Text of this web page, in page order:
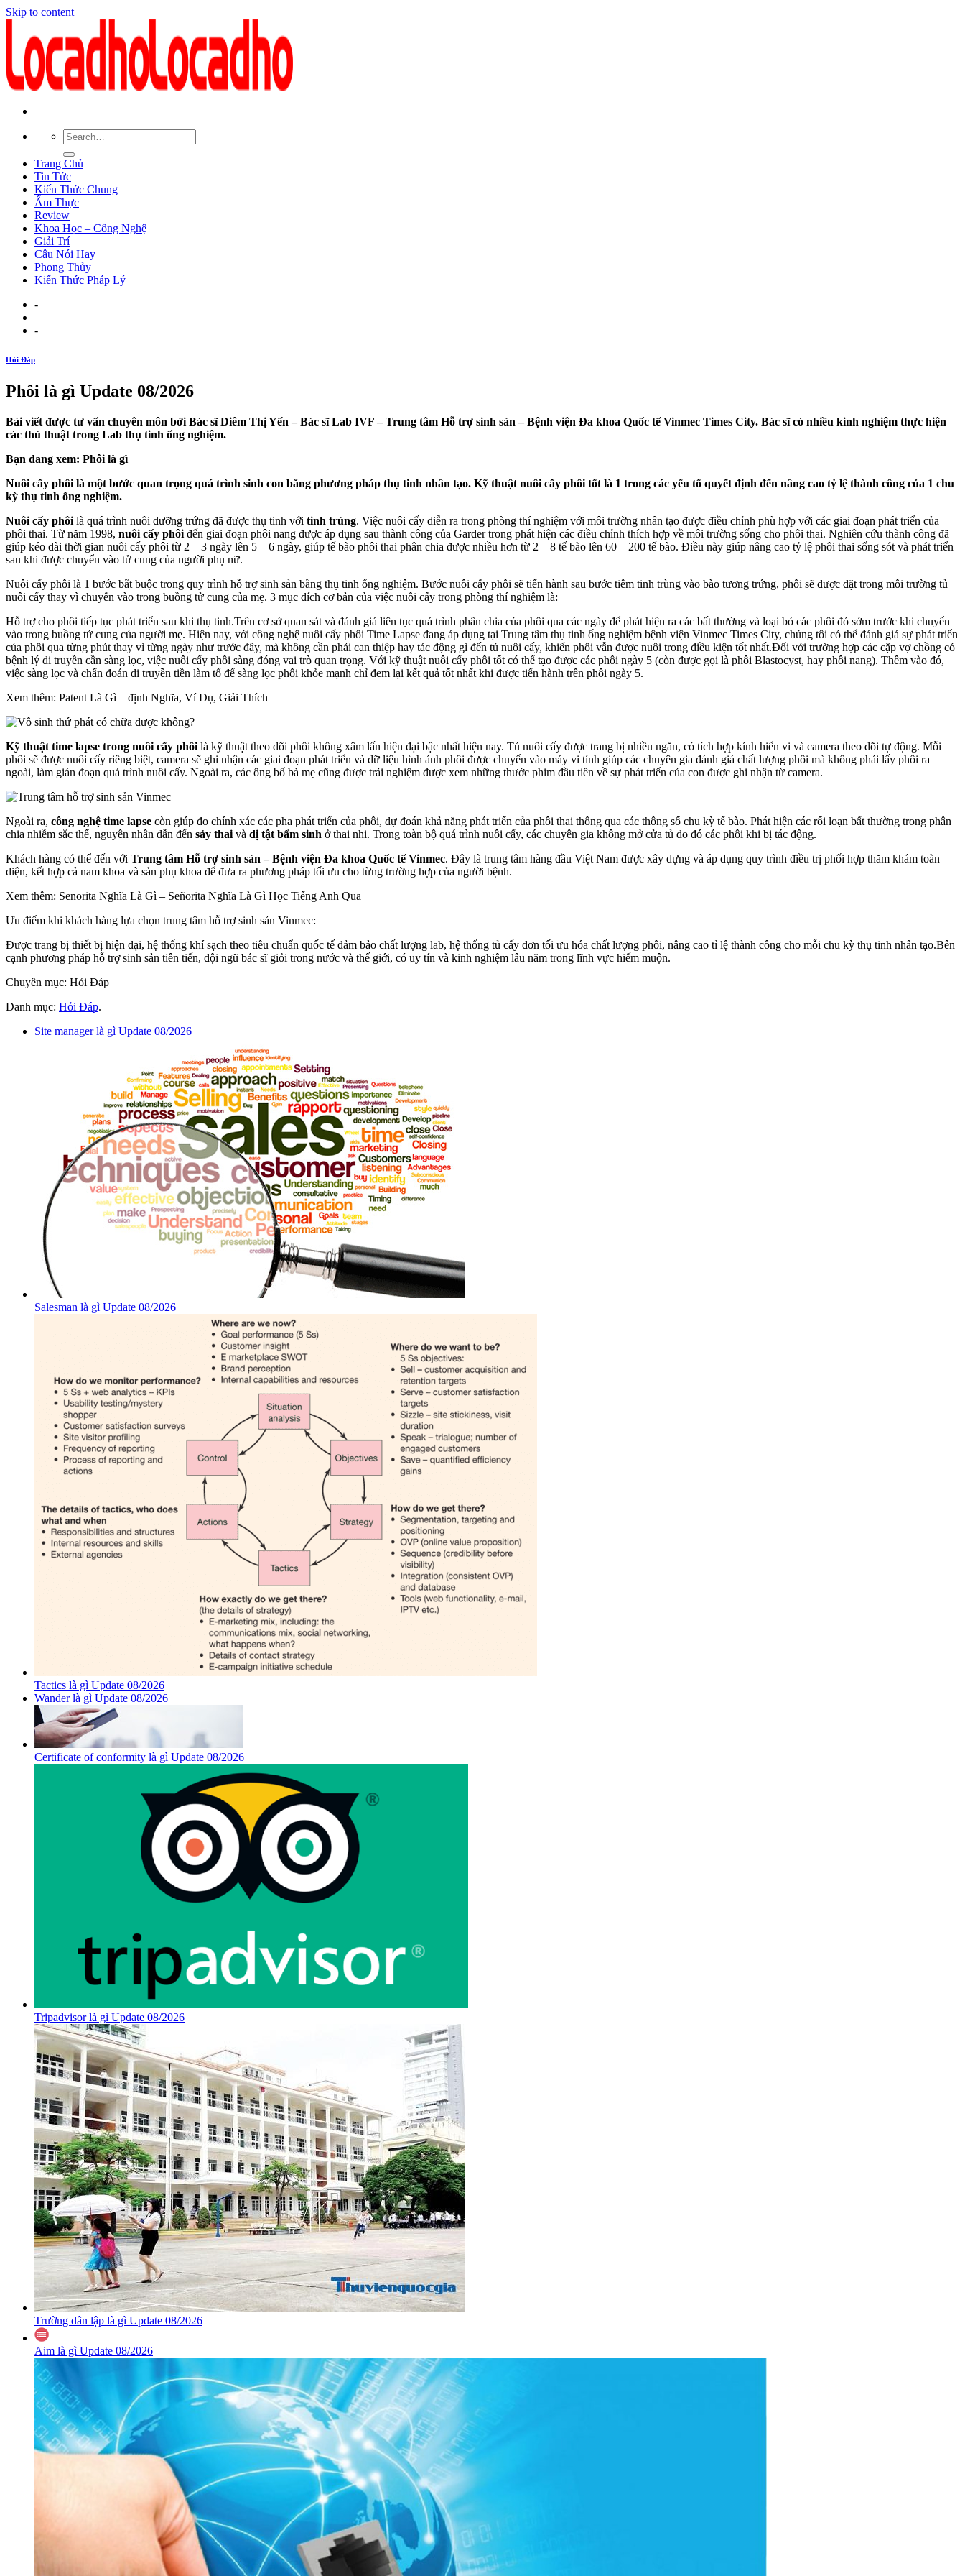
Skip to content
Trang Chủ
Tin Tức
Kiến Thức Chung
Ẩm Thực
Review
Khoa Học – Công Nghệ
Giải Trí
Câu Nói Hay
Phong Thủy
Kiến Thức Pháp Lý
-
-
Hỏi Đáp
Phôi là gì Update 08/2026
Bài viết được tư vấn chuyên môn bởi Bác sĩ Diêm Thị Yến – Bác sĩ Lab IVF – Trung tâm Hỗ trợ sinh sản – Bệnh viện Đa khoa Quốc tế Vinmec Times City. Bác sĩ có nhiều kinh nghiệm thực hiện
các thủ thuật trong Lab thụ tinh ống nghiệm.
Bạn đang xem: Phôi là gì
Nuôi cấy phôi là một bước quan trọng quá trình sinh con bằng phương pháp thụ tinh nhân tạo. Kỹ thuật nuôi cấy phôi tốt là 1 trong các yếu tố quyết định đến nâng cao tỷ lệ thành công của 1 chu
kỳ thụ tinh ống nghiệm.
Nuôi cấy phôi là quá trình nuôi dưỡng trứng đã được thụ tinh với tinh trùng. Việc nuôi cấy diễn ra trong phòng thí nghiệm với môi trường nhân tạo được điều chỉnh phù hợp với các giai đoạn phát triển của
phôi thai. Từ năm 1998, nuôi cấy phôi đến giai đoạn phôi nang được áp dụng sau thành công của Garder trong phát hiện các điều chỉnh thích hợp về môi trường sống cho phôi thai. Nghiên cứu thành công đã
giúp kéo dài thời gian nuôi cấy phôi từ 2 – 3 ngày lên 5 – 6 ngày, giúp tế bào phôi thai phân chia được nhiều hơn từ 2 – 8 tế bào lên 60 – 200 tế bào. Điều này giúp nâng cao tỷ lệ phôi thai sống sót và phát triển
sau khi được chuyển vào tử cung của người phụ nữ.
Nuôi cấy phôi là 1 bước bắt buộc trong quy trình hỗ trợ sinh sản bằng thụ tinh ống nghiệm. Bước nuôi cấy phôi sẽ tiến hành sau bước tiêm tinh trùng vào bào tương trứng, phôi sẽ được đặt trong môi trường tủ
nuôi cấy thay vì chuyển vào trong buồng tử cung của mẹ. 3 mục đích cơ bản của việc nuôi cấy trong phòng thí nghiệm là:
Hỗ trợ cho phôi tiếp tục phát triển sau khi thụ tinh.Trên cơ sở quan sát và đánh giá liên tục quá trình phân chia của phôi qua các ngày để phát hiện ra các bất thường và loại bỏ các phôi đó sớm trước khi chuyển
vào trong buồng tử cung của người mẹ. Hiện nay, với công nghệ nuôi cấy phôi Time Lapse đang áp dụng tại Trung tâm thụ tinh ống nghiệm bệnh viện Vinmec Times City, chúng tôi có thể đánh giá sự phát triển
của phôi qua từng phút thay vì từng ngày như trước đây, mà không cần phải can thiệp hay tác động gì đến tủ nuôi cấy, khiến phôi vẫn được nuôi trong điều kiện tốt nhất.Đối với trường hợp các cặp vợ chồng có
bệnh lý di truyền cần sàng lọc, việc nuôi cấy phôi sàng đóng vai trò quan trọng. Với kỹ thuật nuôi cấy phôi tốt có thể tạo được các phôi ngày 5 (còn được gọi là phôi Blastocyst, hay phôi nang). Thêm vào đó,
việc sàng lọc và chẩn đoán di truyền tiền làm tổ để sàng lọc phôi khỏe mạnh chỉ đem lại kết quả tốt nhất khi được tiến hành trên phôi ngày 5.
Xem thêm: Patent Là Gì – định Nghĩa, Ví Dụ, Giải Thích
Kỹ thuật time lapse trong nuôi cấy phôi là kỹ thuật theo dõi phôi không xâm lấn hiện đại bậc nhất hiện nay. Tủ nuôi cấy được trang bị nhiều ngăn, có tích hợp kính hiển vi và camera theo dõi tự động. Mỗi
phôi sẽ được nuôi cấy riêng biệt, camera sẽ ghi nhận các giai đoạn phát triển và dữ liệu hình ảnh phôi được chuyển vào máy vi tính giúp các chuyên gia đánh giá chất lượng phôi mà không phải lấy phôi ra
ngoài, làm gián đoạn quá trình nuôi cấy. Ngoài ra, các ông bố bà mẹ cũng được trải nghiệm được xem những thước phim đầu tiên về sự phát triển của con được ghi nhận từ camera.
Ngoài ra, công nghệ time lapse còn giúp đo chính xác các pha phát triển của phôi, dự đoán khả năng phát triển của phôi thai thông qua các thông số chu kỳ tế bào. Phát hiện các rối loạn bất thường trong phân
chia nhiễm sắc thể, nguyên nhân dẫn đến sảy thai và dị tật bẩm sinh ở thai nhi. Trong toàn bộ quá trình nuôi cấy, các chuyên gia không mở cửa tủ do đó các phôi khi bị tác động.
Khách hàng có thể đến với Trung tâm Hỗ trợ sinh sản – Bệnh viện Đa khoa Quốc tế Vinmec. Đây là trung tâm hàng đầu Việt Nam được xây dựng và áp dụng quy trình điều trị phối hợp thăm khám toàn
diện, kết hợp cả nam khoa và sản phụ khoa để đưa ra phương pháp tối ưu cho từng trường hợp của người bệnh.
Xem thêm: Senorita Nghĩa Là Gì – Señorita Nghĩa Là Gì Học Tiếng Anh Qua
Ưu điểm khi khách hàng lựa chọn trung tâm hỗ trợ sinh sản Vinmec:
Được trang bị thiết bị hiện đại, hệ thống khí sạch theo tiêu chuẩn quốc tế đảm bảo chất lượng lab, hệ thống tủ cấy đơn tối ưu hóa chất lượng phôi, nâng cao tỉ lệ thành công cho mỗi chu kỳ thụ tinh nhân tạo.Bên
cạnh phương pháp hỗ trợ sinh sản tiên tiến, đội ngũ bác sĩ giỏi trong nước và thế giới, có uy tín và kinh nghiệm lâu năm trong lĩnh vực hiếm muộn.
Chuyên mục: Hỏi Đáp
Danh mục: Hỏi Đáp.
Site manager là gì Update 08/2026
Salesman là gì Update 08/2026
Tactics là gì Update 08/2026
Wander là gì Update 08/2026
Certificate of conformity là gì Update 08/2026
Tripadvisor là gì Update 08/2026
Trường dân lập là gì Update 08/2026
Aim là gì Update 08/2026